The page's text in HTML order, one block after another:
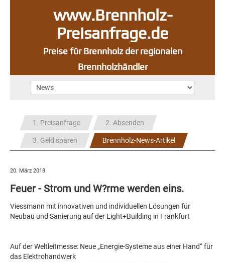
www.Brennholz-
Preisanfrage.de
Preise für Brennholz der regionalen
Brennholzhändler
1. Preisanfrage 2. Absenden
3. Geld sparen Brennholz-News-Artikel
20. März 2018
Feuer - Strom und W?rme werden eins.
Viessmann mit innovativen und individuellen Lösungen für
Neubau und Sanierung auf der Light+Building in Frankfurt
Auf der Weltleitmesse: Neue „Energie-Systeme aus einer Hand“ für
das Elektrohandwerk